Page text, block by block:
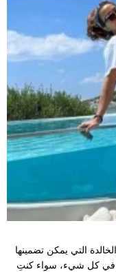
التي يمكن تضمينها
في كل شيء، سواء كنتِ